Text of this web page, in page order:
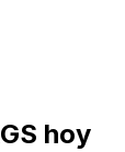
hoy